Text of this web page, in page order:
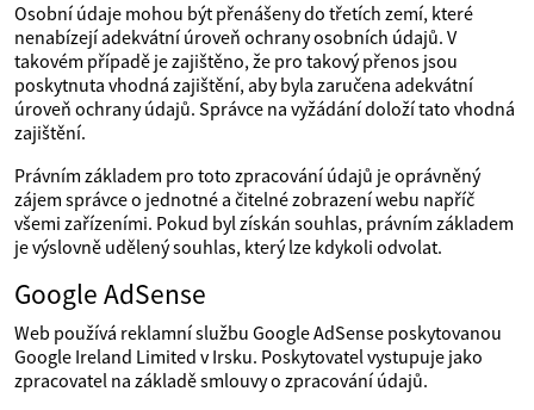
Osobní údaje mohou být přenášeny do třetích zemí, které
nenabízejí adekvátní úroveň ochrany osobních údajů. V
takovém případě je zajištěno, že pro takový přenos jsou
poskytnuta vhodná zajištění, aby byla zaručena adekvátní
úroveň ochrany údajů. Správce na vyžádání doloží tato vhodná
zajištění.
Právním základem pro toto zpracování údajů je oprávněný
zájem správce o jednotné a čitelné zobrazení webu napříč
všemi zařízeními. Pokud byl získán souhlas, právním základem
je výslovně udělený souhlas, který lze kdykoli odvolat.
Google AdSense
Web používá reklamní službu Google AdSense poskytovanou
Google Ireland Limited v Irsku. Poskytovatel vystupuje jako
zpracovatel na základě smlouvy o zpracování údajů.